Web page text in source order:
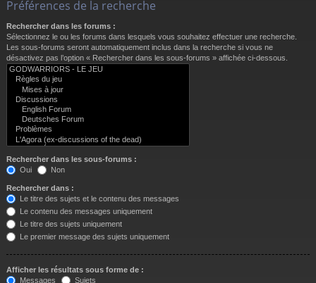
Préférences de la recherche
Rechercher dans les forums :
Sélectionnez le ou les forums dans lesquels vous souhaitez effectuer une recherche.
Les sous-forums seront automatiquement inclus dans la recherche si vous ne
désactivez pas l’option « Rechercher dans les sous-forums » affichée ci-dessous.
Rechercher dans les sous-forums :
Oui
Non
Rechercher dans :
Le titre des sujets et le contenu des messages
Le contenu des messages uniquement
Le titre des sujets uniquement
Le premier message des sujets uniquement
Afficher les résultats sous forme de :
Messages
Sujets